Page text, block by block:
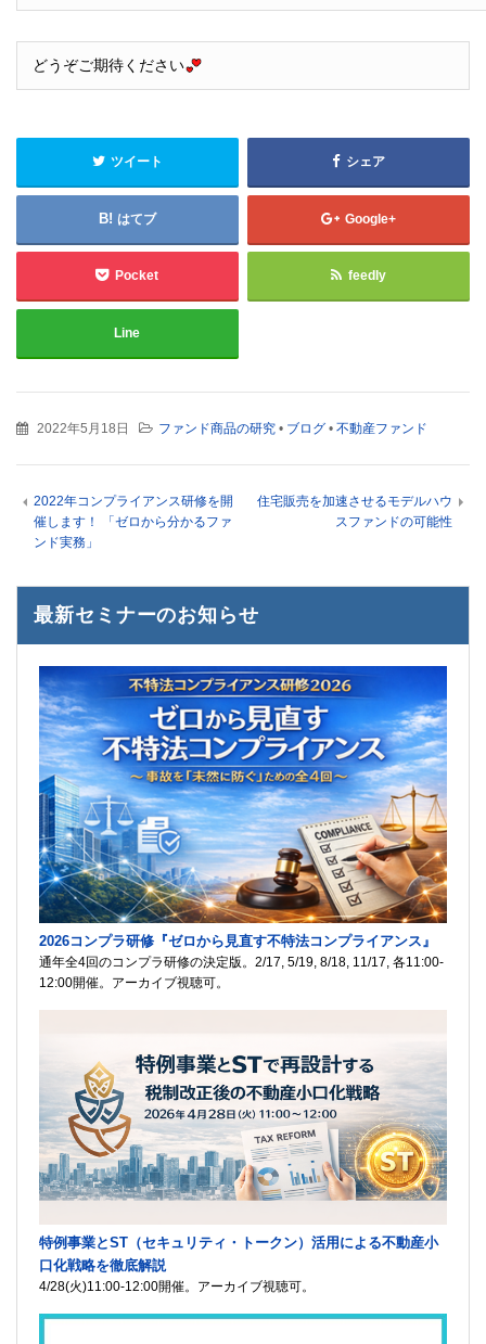
どうぞご期待ください
ツイート シェア
はてブ Google+
Pocket feedly
Line
2022年5月18日 ファンド商品の研究 • ブログ • 不動産ファンド
2022年コンプライアンス研修を開
催します！ 「ゼロから分かるファ
ンド実務」
住宅販売を加速させるモデルハウ
スファンドの可能性
最新セミナーのお知らせ
2026コンプラ研修『ゼロから見直す不特法コンプライアンス』
通年全4回のコンプラ研修の決定版。2/17, 5/19, 8/18, 11/17, 各11:00-
12:00開催。アーカイブ視聴可。
特例事業とST（セキュリティ・トークン）活用による不動産小
口化戦略を徹底解説
4/28(火)11:00-12:00開催。アーカイブ視聴可。